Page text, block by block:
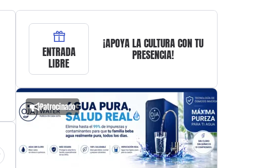
ENTRADA
LIBRE
¡APOYA LA CULTURA CON TU
PRESENCIA!
Patrocinado